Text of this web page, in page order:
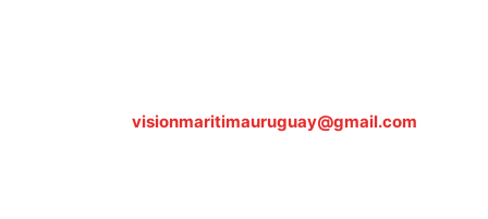
visionmaritimauruguay@gmail.com